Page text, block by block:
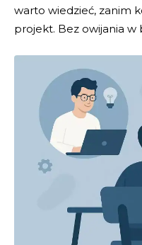
warto wiedzieć, zanim
projekt. Bez owijania w